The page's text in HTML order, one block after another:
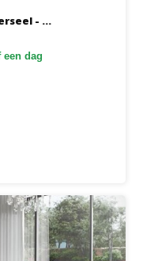
- ...
een dag